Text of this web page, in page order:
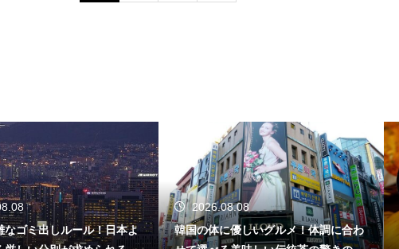
なゴミ出しルール！日本よ
2026.08.08
韓国の体に優しいグルメ！体調に合わ